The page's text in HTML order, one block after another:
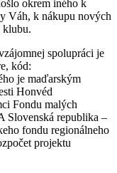
okrem iného k
Váh, k nákupu nových
klubu.
spolupráci je
kód:
je maďarským
Honvéd
Fondu malých
Slovenská republika –
fondu regionálneho
projektu